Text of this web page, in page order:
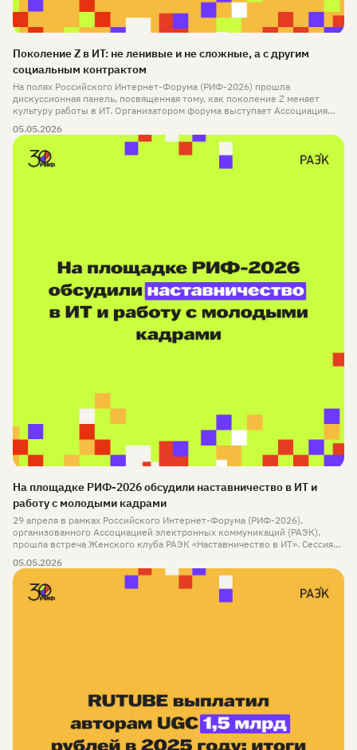
Поколение Z в ИТ: не ленивые и не сложные, а с другим
социальным контрактом
На полях Российского Интернет-Форума (РИФ-2026) прошла
дискуссионная панель, посвященная тому, как поколение Z меняет
культуру работы в ИТ. Организатором форума выступает Ассоциация
ассоциаций, объединяющая ключевых игроков рынка, которой в этом
году исполняется 20 лет.
05.05.2026
На площадке РИФ-2026 обсудили наставничество в ИТ и
работу с молодыми кадрами
29 апреля в рамках Российского Интернет-Форума (РИФ-2026),
организованного Ассоциацией электронных коммуникаций (РАЭК),
прошла встреча Женского клуба РАЭК «Наставничество в ИТ». Сессия
формированию кадрового потенциала и взаимодействию бизнеса с
образовательной средой.
05.05.2026